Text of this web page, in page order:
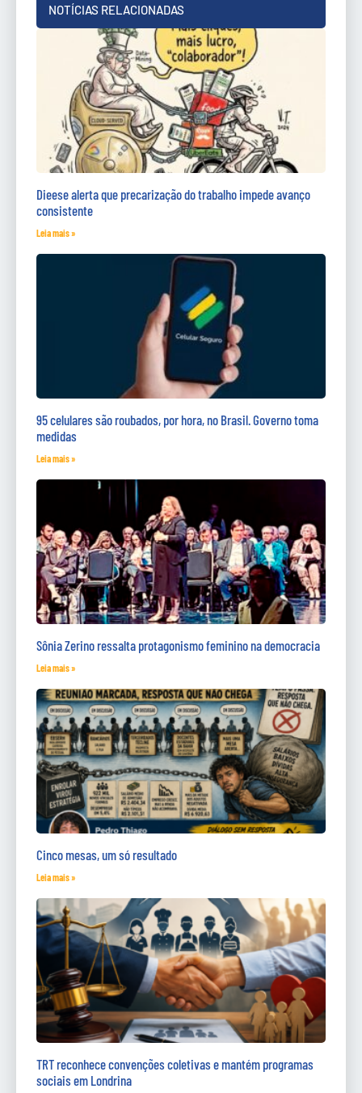
NOTÍCIAS RELACIONADAS
Dieese alerta que precarização do trabalho impede avanço
consistente
Leia mais »
95 celulares são roubados, por hora, no Brasil. Governo toma
medidas
Leia mais »
Sônia Zerino ressalta protagonismo feminino na democracia
Leia mais »
Cinco mesas, um só resultado
Leia mais »
TRT reconhece convenções coletivas e mantém programas
sociais em Londrina